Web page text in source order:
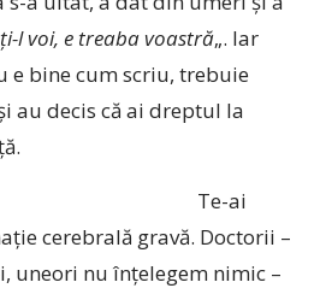
l voi, e treaba voastră„. Iar
e bine cum scriu, trebuie
au decis că ai dreptul la
Te-ai
cerebrală gravă. Doctorii –
uneori nu înţelegem nimic –